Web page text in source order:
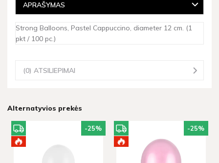
APRAŠYMAS
Strong Balloons, Pastel Cappuccino, diameter 12 cm. (1
pkt / 100 pc.)
(0) ATSILIEPIMAI
Alternatyvios prekės
-25% -25%